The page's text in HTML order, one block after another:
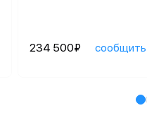
234 500₽ сообщить